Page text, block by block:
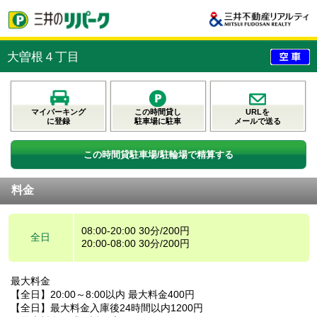
大曽根４丁目
マイパーキング
に登録
この時間貸し
駐車場に駐車
URLを
メールで送る
この時間貸駐車場/駐輪場で精算する
料金
全日
08:00-20:00 30分/200円
20:00-08:00 30分/200円
最大料金
【全日】20:00～8:00以内 最大料金400円
【全日】最大料金入庫後24時間以内1200円